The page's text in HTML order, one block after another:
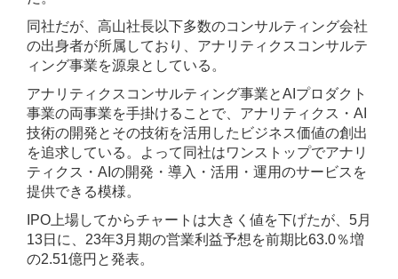
同社だが、高山社長以下多数のコンサルティング会社
の出身者が所属しており、アナリティクスコンサルテ
ィング事業を源泉としている。
アナリティクスコンサルティング事業とAIプロダクト
事業の両事業を手掛けることで、アナリティクス・AI
技術の開発とその技術を活用したビジネス価値の創出
を追求している。よって同社はワンストップでアナリ
ティクス・AIの開発・導入・活用・運用のサービスを
提供できる模様。
IPO上場してからチャートは大きく値を下げたが、5月
13日に、23年3月期の営業利益予想を前期比63.0％増
の2.51億円と発表。